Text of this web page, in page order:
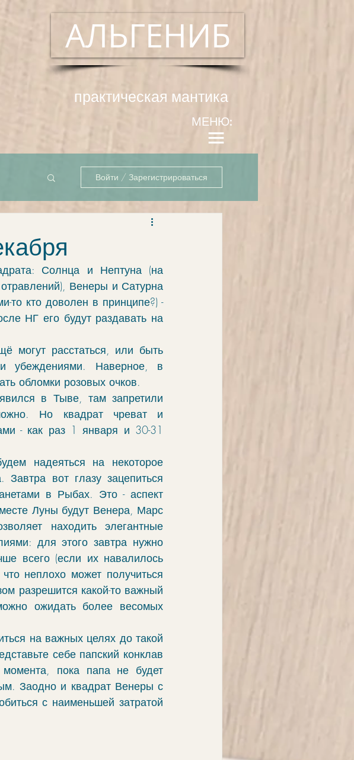
АЛЬГЕНИБ
практическая мантика
МЕНЮ:
Войти / Зарегистрироваться
Солнца и Нептуна (на
Венеры и Сатурна
то кто доволен в принципе?) -
НГ его будут раздавать на
могут расстаться, или быть
убеждениями. Наверное, в
обломки розовых очков.
в Тыве, там запретили
Но квадрат чреват и
- как раз 1 января и 30-31
надеяться на некоторое
вот глазу зацепиться
в Рыбах. Это - аспект
Луны будут Венера, Марс
находить элегантные
для этого завтра нужно
всего (если их навалилось
неплохо может получиться
разрешится какой-то важный
ожидать более весомых
на важных целях до такой
себе папский конклав
пока папа не будет
Заодно и квадрат Венеры с
с наименьшей затратой